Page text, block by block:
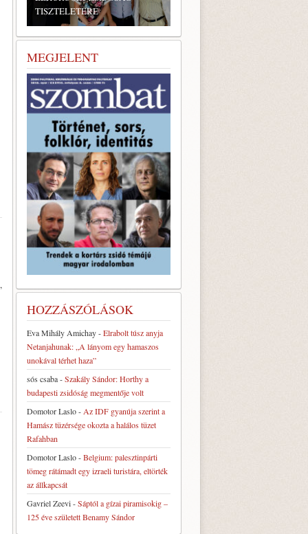
TISZTELETÉRE
MEGJELENT
HOZZÁSZÓLÁSOK
Eva Mihály Amichay-Elrabolt túsz anyja
Netanjahunak: „A lányom egy hamaszos
unokával térhet haza”
sós csaba-Szakály Sándor: Horthy a
budapesti zsidóság megmentője volt
Domotor Laslo- Az IDF gyanúja szerint a
Hamász tüzérsége okozta a halálos tüzet
Rafahban
Domotor Laslo-Belgium: palesztinpárti
tömeg rátámadt egy izraeli turistára, eltörték
az állkapcsát
Gavriel Zeevi-Sáptól a gízai piramisokig –
125 éve született Benamy Sándor